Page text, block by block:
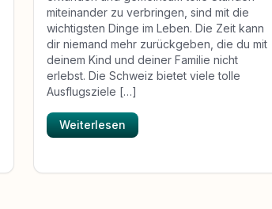
miteinander zu verbringen, sind mit die
wichtigsten Dinge im Leben. Die Zeit kann
dir niemand mehr zurückgeben, die du mit
deinem Kind und deiner Familie nicht
erlebst. Die Schweiz bietet viele tolle
Ausflugsziele […]
Weiterlesen